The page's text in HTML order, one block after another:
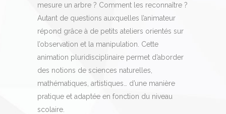
mesure un arbre ? Comment les reconnaître ?
Autant de questions auxquelles l’animateur
répond grâce à de petits ateliers orientés sur
l’observation et la manipulation. Cette
animation pluridisciplinaire permet d’aborder
des notions de sciences naturelles,
mathématiques, artistiques… d’une manière
pratique et adaptée en fonction du niveau
scolaire.